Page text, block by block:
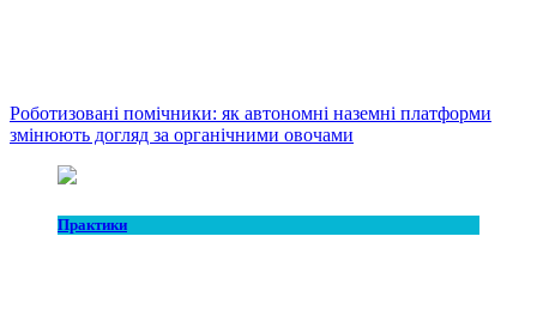
Роботизовані помічники: як автономні наземні платформи
змінюють догляд за органічними овочами
Практики